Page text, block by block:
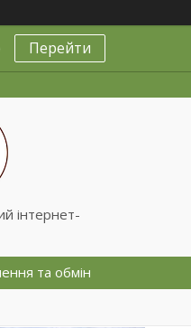
Перейти
інтернет-
та обмін